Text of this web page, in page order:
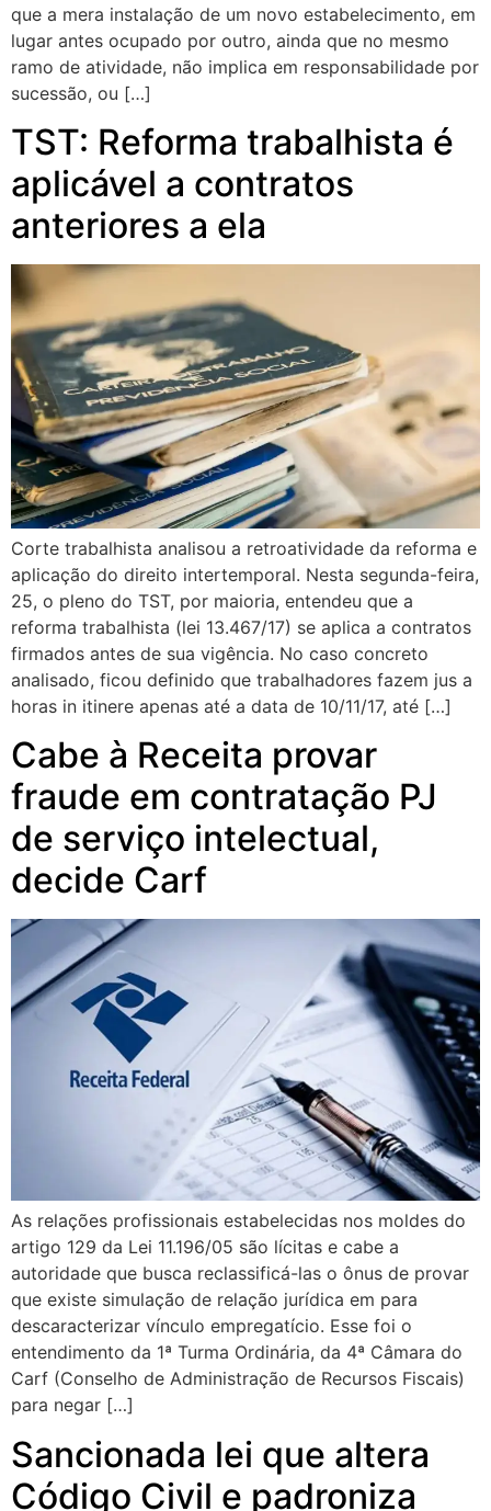
que a mera instalação de um novo estabelecimento, em
lugar antes ocupado por outro, ainda que no mesmo
ramo de atividade, não implica em responsabilidade por
sucessão, ou […]
TST: Reforma trabalhista é
aplicável a contratos
anteriores a ela
Corte trabalhista analisou a retroatividade da reforma e
aplicação do direito intertemporal. Nesta segunda-feira,
25, o pleno do TST, por maioria, entendeu que a
reforma trabalhista (lei 13.467/17) se aplica a contratos
firmados antes de sua vigência. No caso concreto
analisado, ficou definido que trabalhadores fazem jus a
horas in itinere apenas até a data de 10/11/17, até […]
Cabe à Receita provar
fraude em contratação PJ
de serviço intelectual,
decide Carf
As relações profissionais estabelecidas nos moldes do
artigo 129 da Lei 11.196/05 são lícitas e cabe a
autoridade que busca reclassificá-las o ônus de provar
que existe simulação de relação jurídica em para
descaracterizar vínculo empregatício. Esse foi o
entendimento da 1ª Turma Ordinária, da 4ª Câmara do
Carf (Conselho de Administração de Recursos Fiscais)
para negar […]
Sancionada lei que altera
Código Civil e padroniza